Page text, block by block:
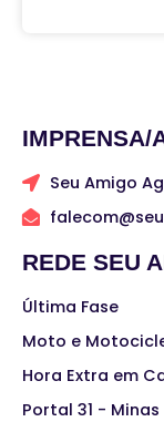
IMPRENSA/
Seu Amigo
REDE SEU
Última Fase
Moto e
Hora Extra em
Portal 31 - Minas